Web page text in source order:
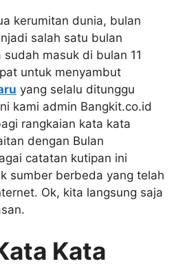
kerumitan dunia, bulan
salah satu bulan
masuk di bulan 11
untuk menyambut
yang selalu ditunggu
kami admin Bangkit.co.id
rangkaian kata kata
dengan Bulan
catatan kutipan ini
sumber berbeda yang telah
Ok, kita langsung saja
Kata